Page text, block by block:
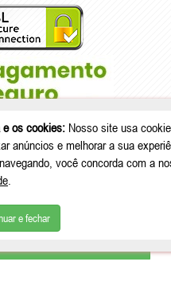
casa A23 - sala 2 - Schramm - São
e os cookies: Nosso site usa
anúncios e melhorar a sua
você concorda com a
e fechar